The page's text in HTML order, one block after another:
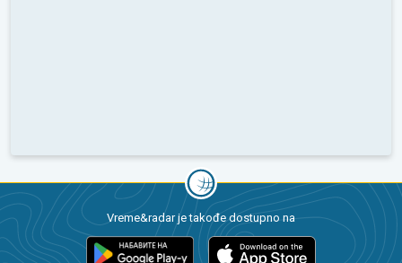
Vreme&radar je takođe dostupno na